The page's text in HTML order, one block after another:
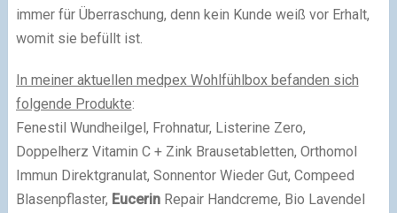
immer für Überraschung, denn kein Kunde weiß vor Erhalt,
womit sie befüllt ist.
In meiner aktuellen medpex Wohlfühlbox befanden sich
folgende Produkte:
Fenestil Wundheilgel, Frohnatur, Listerine Zero,
Doppelherz Vitamin C + Zink Brausetabletten, Orthomol
Immun Direktgranulat, Sonnentor Wieder Gut, Compeed
Blasenpflaster, EucerinRepair Handcreme, Bio Lavendel